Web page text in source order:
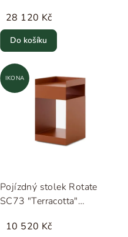
28 120 Kč
Do košíku
IKONA
Pojízdný stolek Rotate
SC73 "Terracotta"
10 520 Kč